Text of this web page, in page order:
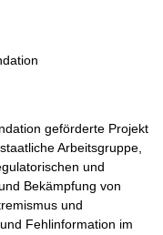
geförderte Projekt
Arbeitsgruppe,
und
Bekämpfung von
und
Fehlinformation im